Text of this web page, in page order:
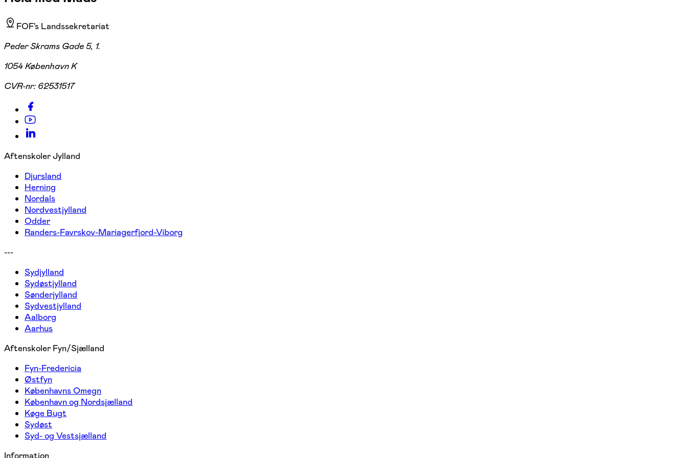
FOF's Landssekretariat
Peder Skrams Gade 5, 1.
1054 København K
CVR-nr: 62531517
Aftenskoler Jylland
Djursland
Herning
Nordals
Nordvestjylland
Odder
Randers-Favrskov-Mariagerfjord-Viborg
---
Sydjylland
Sydøstjylland
Sønderjylland
Sydvestjylland
Aalborg
Aarhus
Aftenskoler Fyn/Sjælland
Fyn-Fredericia
Østfyn
Københavns Omegn
København og Nordsjælland
Køge Bugt
Sydøst
Syd- og Vestsjælland
Information